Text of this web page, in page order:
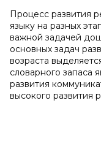
Процесс развития
языку на разных
важной задачей
основных задач
возраста
словарного запаса
развития
высокого развития